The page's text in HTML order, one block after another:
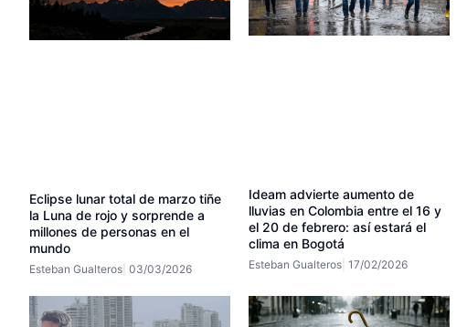
Eclipse lunar total de marzo tiñe
la Luna de rojo y sorprende a
millones de personas en el
mundo
Esteban Gualteros 03/03/2026
Ideam advierte aumento de
lluvias en Colombia entre el 16 y
el 20 de febrero: así estará el
clima en Bogotá
Esteban Gualteros 17/02/2026